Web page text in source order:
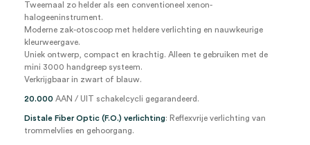
Tweemaal zo helder als een conventioneel xenon-
halogeeninstrument.
Moderne zak-otoscoop met heldere verlichting en nauwkeurige
kleurweergave.
Uniek ontwerp, compact en krachtig. Alleen te gebruiken met de
mini 3000 handgreep systeem.
Verkrijgbaar in zwart of blauw.
20.000 AAN / UIT schakelcycli gegarandeerd.
Distale Fiber Optic (F.O.) verlichting: Reflexvrije verlichting van
trommelvlies en gehoorgang.